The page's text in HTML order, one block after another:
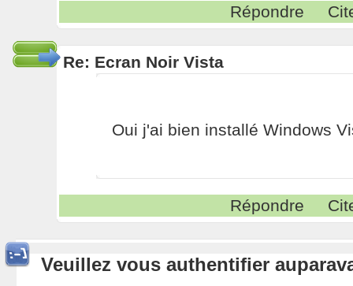
Répondre
Re: Ecran Noir Vista
Oui j'ai bien installé Windows
Répondre
Veuillez vous authentifier